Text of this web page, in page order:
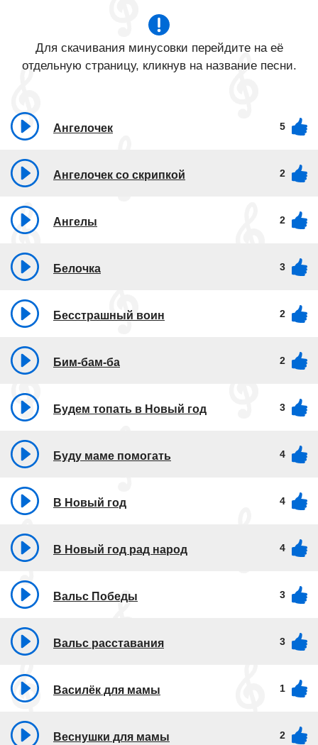
Для скачивания минусовки перейдите на её
отдельную страницу, кликнув на название песни.
Ангелочек 5
Ангелочек со скрипкой 2
Ангелы 2
Белочка 3
Бесстрашный воин 2
Бим-бам-ба 2
Будем топать в Новый год 3
Буду маме помогать 4
В Новый год 4
В Новый год рад народ 4
Вальс Победы 3
Вальс расставания 3
Василёк для мамы 1
Веснушки для мамы 2